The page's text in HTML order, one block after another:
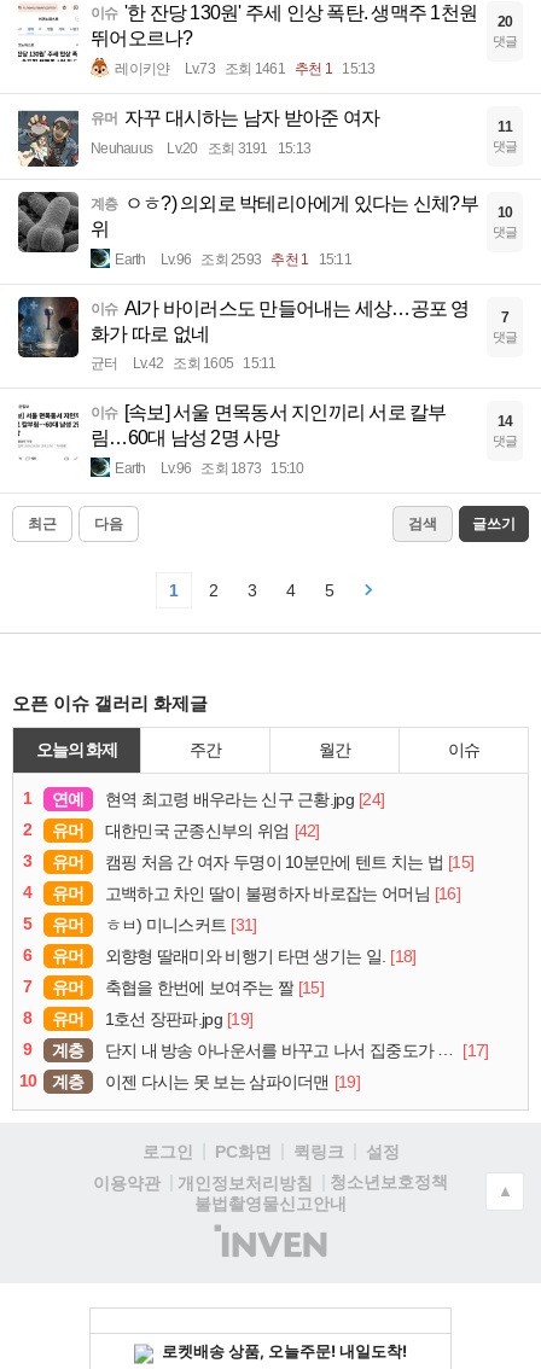
이슈 '한 잔당 130원' 주세 인상 폭탄. 생맥주 1천원
뛰어오르나?
레이키얀 Lv.73 조회 1461 추천 1 15:13
20
댓글
유머 자꾸 대시하는 남자 받아준 여자
Neuhauus Lv.20 조회 3191 15:13
11
댓글
계층
ㅇㅎ?) 의외로 박테리아에게 있다는 신체?부
위
Earth Lv.96 조회 2593 추천 1 15:11
10
댓글
이슈 AI가 바이러스도 만들어내는 세상…공포 영
화가 따로 없네
균터 Lv.42 조회 1605 15:11
7
댓글
이슈 [속보] 서울 면목동서 지인끼리 서로 칼부
림…60대 남성 2명 사망
Earth Lv.96 조회 1873 15:10
14
댓글
최근 다음 검색 글쓰기
1 2 3 4 5
오픈 이슈 갤러리 화제글
오늘의 화제 주간 월간 이슈
1 연예 현역 최고령 배우라는 신구 근황.jpg [24]
2
유머 대한민국 군종신부의 위엄 [42]
3
유머 캠핑 처음 간 여자 두명이 10분만에 텐트 치는 법 [15]
4
유머 고백하고 차인 딸이 불평하자 바로잡는 어머님 [16]
5
유머 ㅎㅂ) 미니스커트 [31]
6
유머 외향형 딸래미와 비행기 타면 생기는 일. [18]
7
유머 축협을 한번에 보여주는 짤 [15]
8
유머 1호선 장판파.jpg [19]
9
계층 단지 내 방송 아나운서를 바꾸고 나서 집중도가 확 올라갔다는 한 아파트의 안내방송
[17]
10
계층 이젠 다시는 못 보는 삼파이더맨 [19]
로그인 PC화면 퀵링크
설정
이용약관
개인정보처리방침
청소년보호정책
불법촬영물신고안내
(주)
인
▲